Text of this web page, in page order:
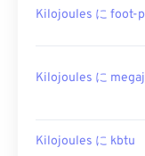
Kilojoules に foot-
Kilojoules に
Kilojoules に kbtu